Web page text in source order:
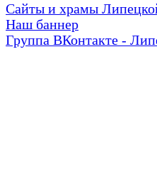
Сайты и храмы
Наш баннер
Группа ВКонтакте -